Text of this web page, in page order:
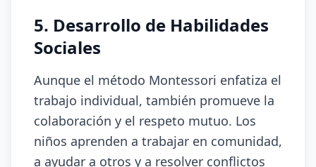
5. Desarrollo de Habilidades
Sociales
Aunque el método Montessori enfatiza el
trabajo individual, también promueve la
colaboración y el respeto mutuo. Los
niños aprenden a trabajar en comunidad,
a ayudar a otros y a resolver conflictos